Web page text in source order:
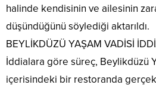
halinde kendisinin ve ailesinin
düşündüğünü söylediği aktarıldı.
BEYLİKDÜZÜ YAŞAM VADİSİ
İddialara göre süreç, Beylikdüzü
içerisindeki bir restoranda